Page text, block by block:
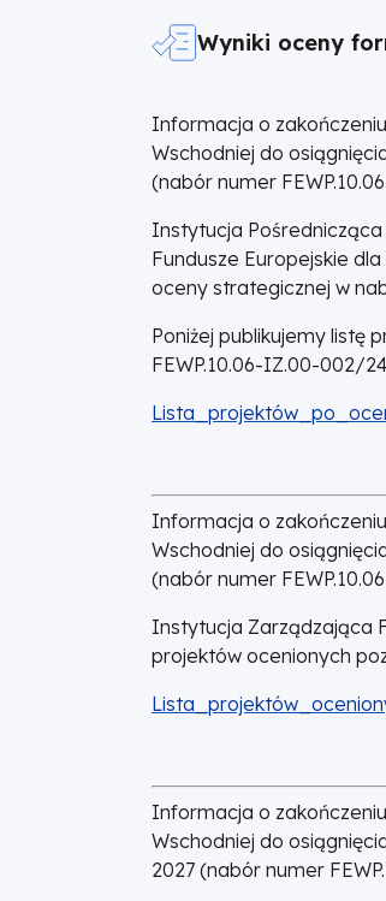
Wyniki oceny
Informacja o
Wschodniej do
(nabór numer
Instytucja
Fundusze Europejskie
oceny strategicznej w
Poniżej publikujemy listę
FEWP.10.06-IZ.00-002/
DOKUMENT
Informacja o
Wschodniej do
(nabór numer
Instytucja Zarządzająca
projektów ocenionych
DOKUMENT
Informacja o
Wschodniej do
2027 (nabór numer